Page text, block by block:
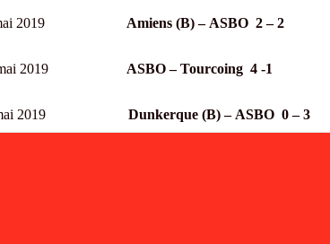
mai 2019 Amiens (B) – ASBO 2 – 2
18 mai 2019 ASBO – Tourcoing 4 -1
25 mai 2019 Dunkerque (B) – ASBO 0 – 3